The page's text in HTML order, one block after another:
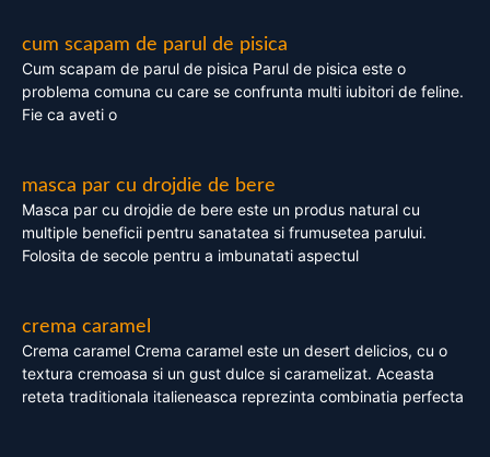
cum scapam de parul de pisica
Cum scapam de parul de pisica Parul de pisica este o
problema comuna cu care se confrunta multi iubitori de feline.
Fie ca aveti o
masca par cu drojdie de bere
Masca par cu drojdie de bere este un produs natural cu
multiple beneficii pentru sanatatea si frumusetea parului.
Folosita de secole pentru a imbunatati aspectul
crema caramel
Crema caramel Crema caramel este un desert delicios, cu o
textura cremoasa si un gust dulce si caramelizat. Aceasta
reteta traditionala italieneasca reprezinta combinatia perfecta